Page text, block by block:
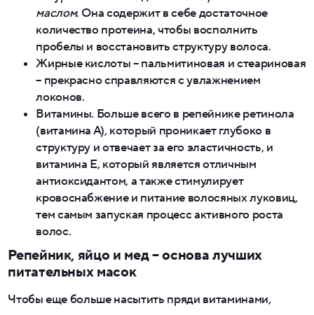
маслом. Она содержит в себе достаточное
количество протеина, чтобы восполнить
пробелы и восстановить структуру волоса.
Жирные кислоты – пальмитиновая и стеариновая
– прекрасно справляются с увлажнением
локонов.
Витамины. Больше всего в репейнике ретинола
(витамина А), который проникает глубоко в
структуру и отвечает за его эластичность, и
витамина Е, который является отличным
антиоксидантом, а также стимулирует
кровоснабжение и питание волосяных луковиц,
тем самым запуская процесс активного роста
волос.
Репейник, яйцо и мед – основа лучших
питательных масок
Чтобы еще больше насытить пряди витаминами,